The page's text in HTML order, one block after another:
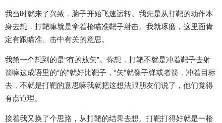
我当时就来了兴致，脑子开始飞速运转。我先是从打靶的动作本
身去想，打靶嘛就是拿着枪瞄准靶子射击。我就琢磨，这里面肯
定有跟瞄准、击中有关的意思。
我第一个想到的是“有的放矢”。你想，打靶不就是冲着靶子去射
箭嘛这成语里的“的”就好比靶子，“矢”就像子弹或者箭，冲着目标
去，不就是打靶的意思嘛我就把这想法跟朋友们说了，他们觉得
有点道理。
接着我又换了个思路，从打靶的结果去想。打靶打得好就是一枪